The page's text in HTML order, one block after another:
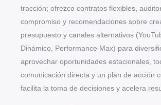
tracción; ofrezco contratos flexibles,
compromiso y recomendaciones sobre
presupuesto y canales alternativos
Dinámico, Performance Max) para
aprovechar oportunidades estacionales,
comunicación directa y un plan de acción
facilita la toma de decisiones y acelera